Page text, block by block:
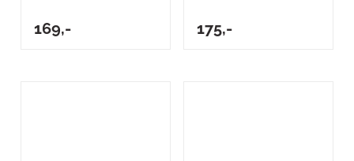
169,- 175,-